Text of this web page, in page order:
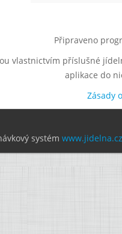
Připraveno
vlastnictvím příslušné
aplikace do
Zásady
systém www.jidelna.cz